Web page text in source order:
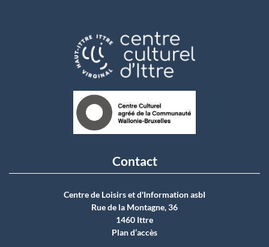
Contact
Centre de Loisirs et d'Information asbI
Rue de la Montagne, 36
1460 Ittre
Plan d’accès